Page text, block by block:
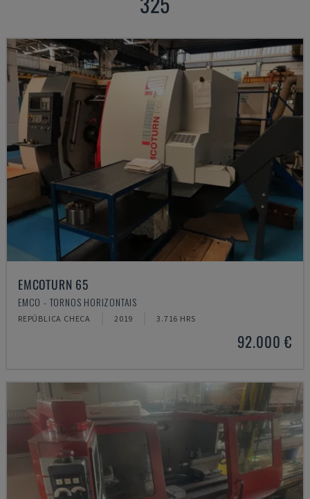
EMCOTURN 65
EMCO - TORNOS HORIZONTAIS
REPÚBLICA CHECA 2019 3.716 HRS
92.000 €